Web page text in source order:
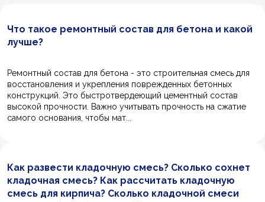
Что такое ремонтный состав для бетона и какой
лучше?
Ремонтный состав для бетона - это строительная смесь для
восстановления и укрепления поврежденных бетонных
конструкций. Это быстротвердеющий цементный состав
высокой прочности. Важно учитывать прочность на сжатие
самого основания, чтобы мат...
Как развести кладочную смесь? Сколько сохнет
кладочная смесь? Как рассчитать кладочную
смесь для кирпича? Сколько кладочной смеси